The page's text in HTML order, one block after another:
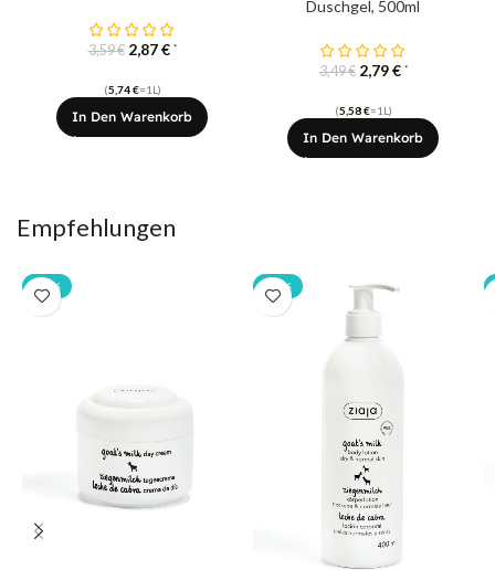
3,59€ 2,87€ *
(5,74€=1L)
In Den Warenkorb
Duschgel, 500ml
3,49€ 2,79€ *
(5,58€=1L)
In Den Warenkorb
Empfehlungen
-20% -20%